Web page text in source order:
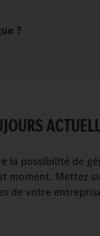
?
la possibilité de
moment. Mettez
de votre